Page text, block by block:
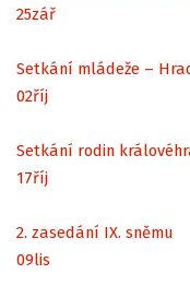
25zář
Setkání mládeže –
02říj
Setkání rodin
17říj
2. zasedání IX. sněmu
09lis